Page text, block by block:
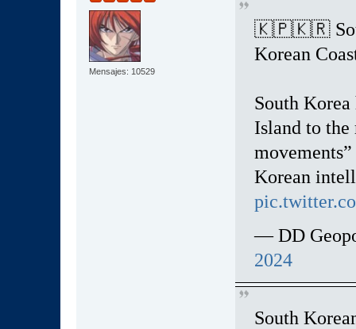
Mensajes: 10529
🇰🇵🇰🇷
Korean
South
Island to
Korean
— DD
2024
South